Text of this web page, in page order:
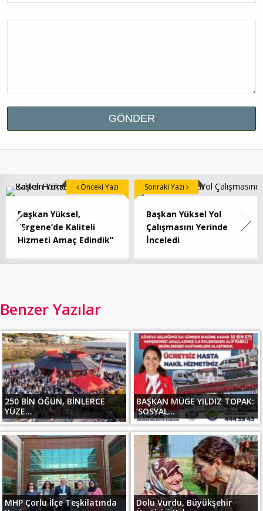
Başkan Yüksel,
“Ergene’de Kaliteli
Hizmeti Amaç Edindik”
Önceki Yazı
Başkan Yüksel Yol
Çalışmasını Yerinde
İnceledi
Sonraki Yazı
Benzer Yazılar
250 BİN ÖĞÜN, BİNLERCE
YÜZE...
BAŞKAN MÜGE YILDIZ TOPAK:
‘SOSYAL...
MHP Çorlu İlçe Teşkilatında
Dolu Vurdu, Büyükşehir